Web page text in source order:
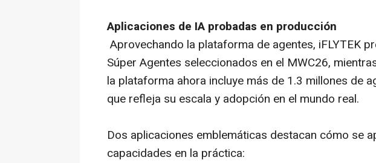
Aplicaciones de IA probadas en producción
Aprovechando la plataforma de agentes, iFLYTEK
Súper Agentes seleccionados en el MWC26,
la plataforma ahora incluye más de 1.3 millones de
que refleja su escala y adopción en el mundo real.
Dos aplicaciones emblemáticas destacan cómo se
capacidades en la práctica: